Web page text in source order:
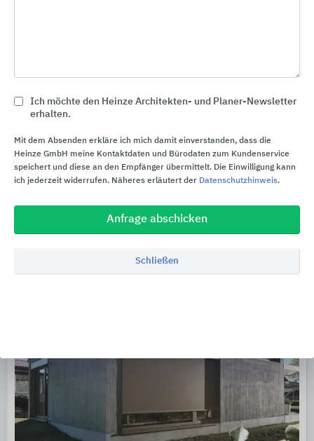
Textile Lösungen für Architektur
Brichta
Ich möchte den Heinze Architekten- und Planer-Newsletter
erhalten.
Mit dem Absenden erkläre ich mich damit einverstanden, dass die
Heinze GmbH meine Kontaktdaten und Bürodaten zum Kundenservice
speichert und diese an den Empfänger übermittelt. Die Einwilligung kann
ich jederzeit widerrufen. Näheres erläutert der Datenschutzhinweis.
Anfrage abschicken
Schließen